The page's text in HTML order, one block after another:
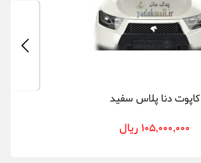
کاپوت دنا پلاس سفید
105,000,000 ریال